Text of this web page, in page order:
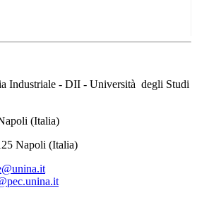
Industriale - DII - Università degli Studi
(Italia)
Napoli (Italia)